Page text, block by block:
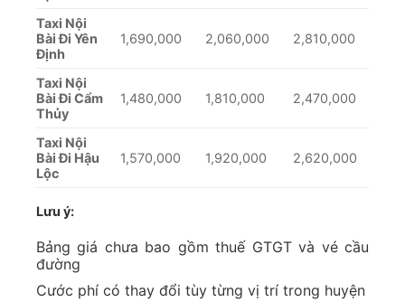
Taxi Nội
Bài Đi Yên
Định
1,690,000 2,060,000 2,810,000
Taxi Nội
Bài Đi Cẩm
Thủy
1,480,000 1,810,000 2,470,000
Taxi Nội
Bài Đi Hậu
Lộc
1,570,000 1,920,000 2,620,000
Lưu ý:
Bảng giá chưa bao gồm thuế GTGT và vé cầu
đường
Cước phí có thay đổi tùy từng vị trí trong huyện